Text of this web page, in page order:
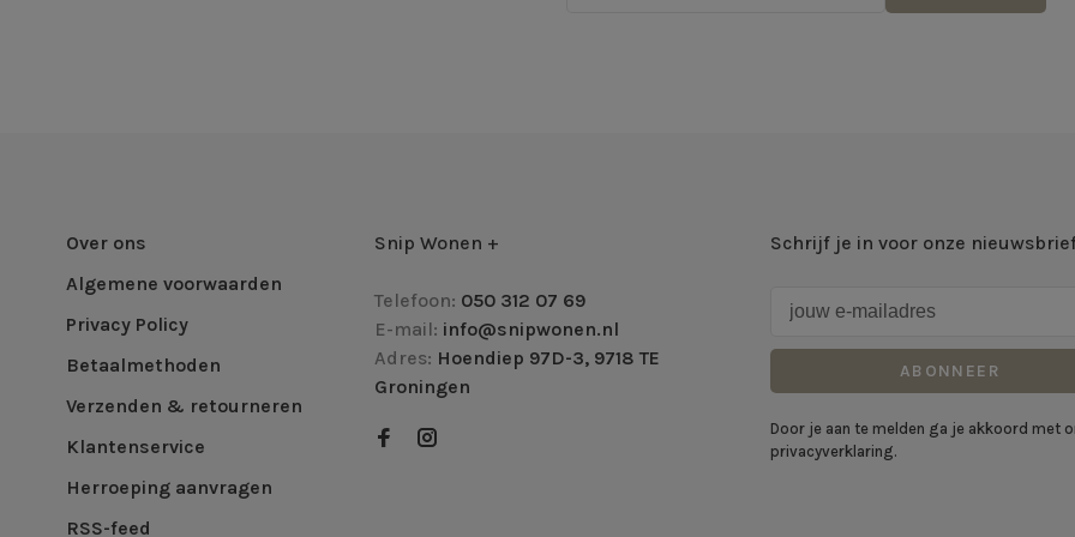
Over ons
Algemene voorwaarden
Privacy Policy
Betaalmethoden
Verzenden & retourneren
Klantenservice
Herroeping aanvragen
RSS-feed
Snip Wonen +
Telefoon: 050 312 07 69
E-mail: info@snipwonen.nl
Adres: Hoendiep 97D-3, 9718 TE
Groningen
Schrijf je in voor onze
ABONNEER
Door je aan te melden ga je akkoord met
privacyverklaring.